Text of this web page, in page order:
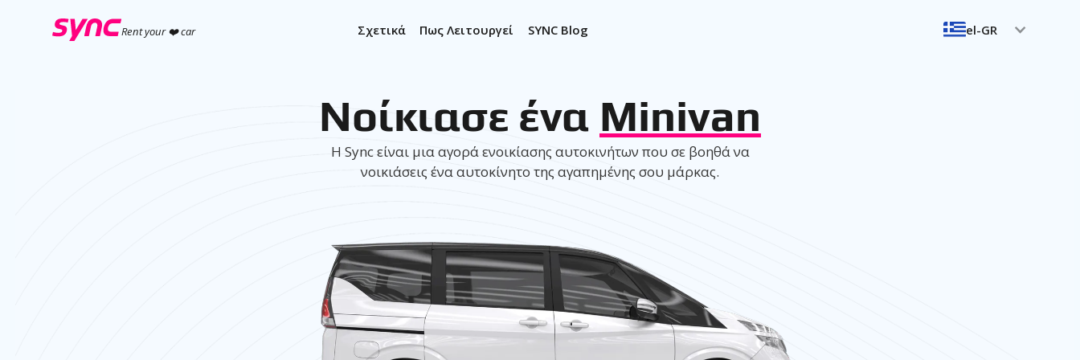
Rent your ❤️ car Σχετικά Πως Λειτουργεί SYNC Blog el-GR
Νοίκιασε ένα Minivan
Η Sync είναι μια αγορά ενοικίασης αυτοκινήτων που σε βοηθά να
νοικιάσεις ένα αυτοκίνητο της αγαπημένης σου μάρκας.